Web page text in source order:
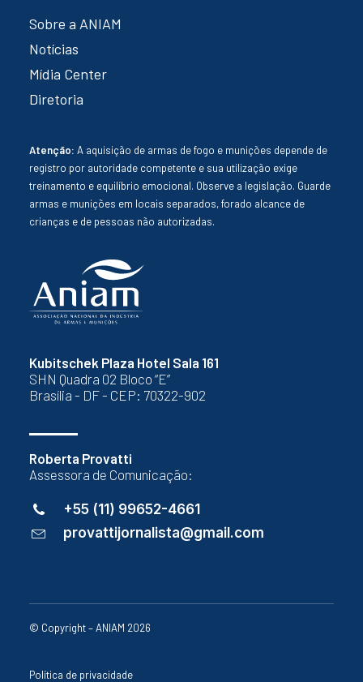
Kubitschek Plaza Hotel Sala 161
SHN Quadra 02 Bloco “E”
Brasília - DF - CEP: 70322-902
Roberta Provatti
Assessora de Comunicação:
+55 (11) 99652-4661
provattijornalista@gmail.com
Sobre a ANIAM
Notícias
Mídia Center
Diretoria
Atenção: A aquisição de armas de fogo e munições depende de
registro por autoridade competente e sua utilização exige
treinamento e equilíbrio emocional. Observe a legislação. Guarde
armas e munições em locais separados, forado alcance de
crianças e de pessoas não autorizadas.
© Copyright – ANIAM 2026
Política de privacidade